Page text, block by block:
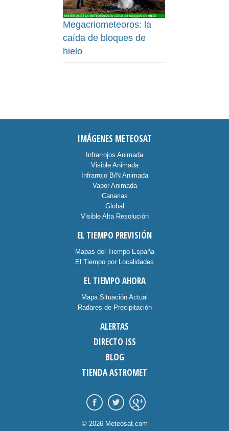
Megacriometeoros: la
caída de bloques de
hielo
IMÁGENES METEOSAT
Infrarrojos Animada
Visible Animada
Infrarrojo B/N Animada
Vapor Animada
Canarias
Global
Visible Alta Resolución
EL TIEMPO PREVISIÓN
Mapas del Tiempo España
El Tiempo por Localidades
EL TIEMPO AHORA
Mapa Situación Actual
Radares de Precipitación
ALERTAS
DIRECTO ISS
BLOG
TIENDA ASTROMET
© 2026 Meteosat.com